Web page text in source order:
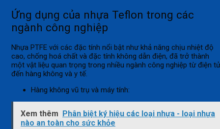
Ứng dụng của nhựa Teflon trong các
ngành công nghiệp
Nhựa PTFE với các đặc tính nổi bật như khả năng chịu nhiệt độ
cao, chống hoá chất và đặc tính không dẫn điện, đã trở thành
một vật liệu quan trọng trong nhiều ngành công nghiệp từ điện tử
đến hàng không và y tế.
Hàng không vũ trụ và máy tính:
Xem thêm Phân biệt ký hiệu các loại nhựa - loại nhựa
nào an toàn cho sức khỏe